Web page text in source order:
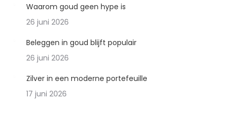
Waarom goud geen hype is
26 juni 2026
Beleggen in goud blijft populair
26 juni 2026
Zilver in een moderne portefeuille
17 juni 2026